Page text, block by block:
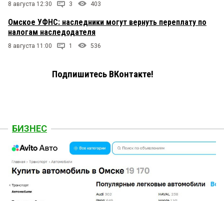
8 августа 12:30 3 403
Омское УФНС: наследники могут вернуть переплату по
налогам наследодателя
8 августа 11:00 1 536
Подпишитесь ВКонтакте!
БИЗНЕС